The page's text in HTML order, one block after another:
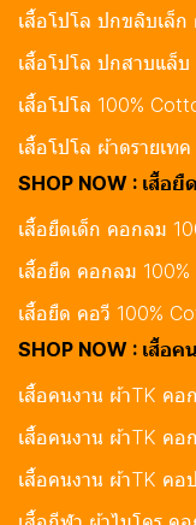
เสื้อโปโล ปกขลิบเล็ก
เสื้อโปโล ปกสาบแล็บ
เสื้อโปโล 100%
เสื้อโปโล ผ้าดรายเท
SHOP NOW : เสื้อยืด
เสื้อยืดเด็ก คอกลม
เสื้อยืด คอกลม
เสื้อยืด คอวี 100%
SHOP NOW : เสื้อ
เสื้อคนงาน ผ้าTK คอ
เสื้อคนงาน ผ้าTK ค
เสื้อคนงาน ผ้าTK คอ